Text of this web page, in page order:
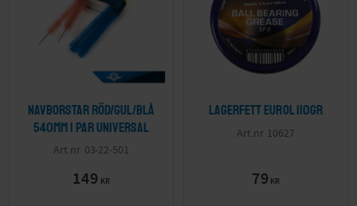
Navborstar röd/gul/blå
540mm 1 par Universal
03-22-501
149 KR
Lagerfett Eurol 110gr
10627
79 KR